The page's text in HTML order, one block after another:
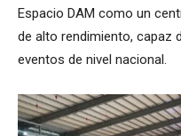
Espacio DAM como un
de alto rendimiento, capaz
eventos de nivel nacional.